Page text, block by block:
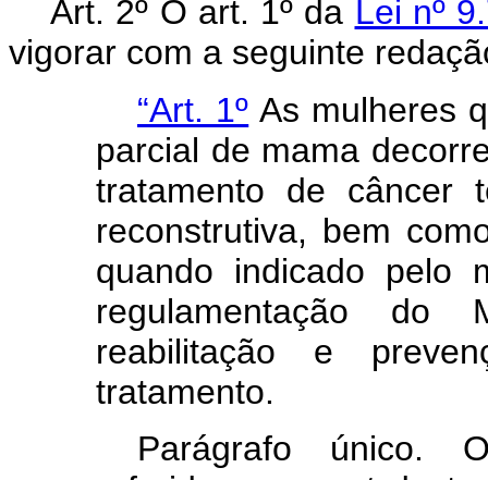
Art. 2º O art. 1º da Lei nº
vigorar com a seguinte
“Art. 1º As mulheres
parcial de mama
tratamento de câncer
reconstrutiva, bem
quando indicado pelo
regulamentação do
reabilitação e
tratamento.
Parágrafo único.